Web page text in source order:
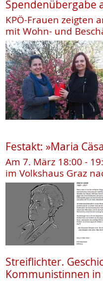
Spendenübergabe
KPÖ-Frauen zeigten
mit Wohn- und
Festakt: »Maria
Am 7. März 18:00 -
im Volkshaus Graz
Streiflichter.
Kommunistinnen